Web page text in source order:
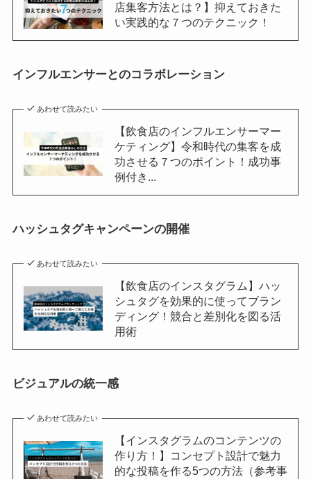
店集客方法とは？】抑えておきた
い実践的な７つのテクニック！
インフルエンサーとのコラボレーション
あわせて読みたい
【飲食店のインフルエンサーマー
ケティング】令和時代の集客を成
功させる７つのポイント！成功事
例付き...
ハッシュタグキャンペーンの開催
あわせて読みたい
【飲食店のインスタグラム】ハッ
シュタグを効果的に使ってブラン
ディング！競合と差別化を図る活
用術
ビジュアルの統一感
あわせて読みたい
【インスタグラムのコンテンツの
作り方！】コンセプト設計で魅力
的な投稿を作る5つの方法（参考事